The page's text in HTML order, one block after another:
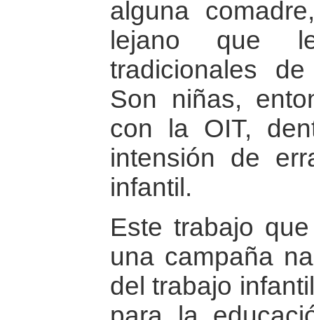
alguna
lejano que
tradicionales
Son niñas,
con la OIT,
intensión de
infantil.
Este trabajo
una campaña
del trabajo